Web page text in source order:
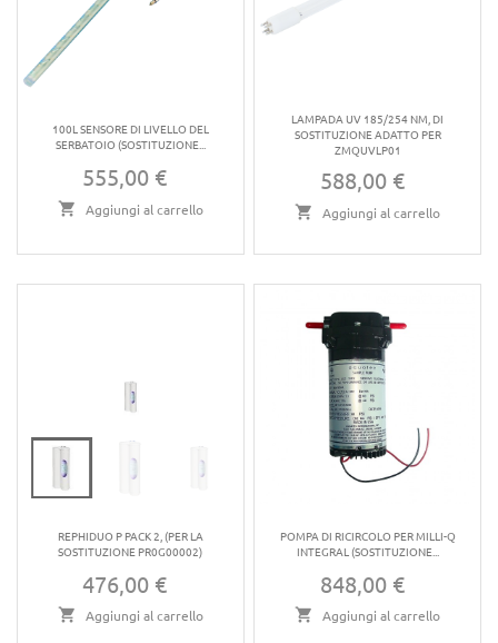
100L SENSORE DI LIVELLO DEL
SERBATOIO (SOSTITUZIONE...
Prezzo
555,00 €
Aggiungi al carrello
LAMPADA UV 185/254 NM, DI
SOSTITUZIONE ADATTO PER
ZMQUVLP01
Prezzo
588,00 €
Aggiungi al carrello
REPHIDUO P PACK 2, (PER LA
SOSTITUZIONE PR0G00002)
Prezzo
476,00 €
Aggiungi al carrello
POMPA DI RICIRCOLO PER MILLI-Q
INTEGRAL (SOSTITUZIONE...
Prezzo
848,00 €
Aggiungi al carrello